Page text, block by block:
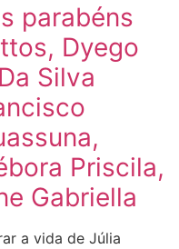
parabéns
Dyego
Silva
Priscila,
Gabriella
a vida de Júlia